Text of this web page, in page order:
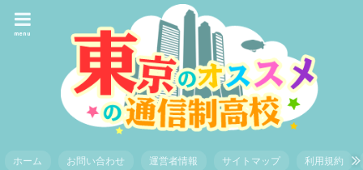
menu
ホーム お問い合わせ 運営者情報 サイトマップ 利用規約